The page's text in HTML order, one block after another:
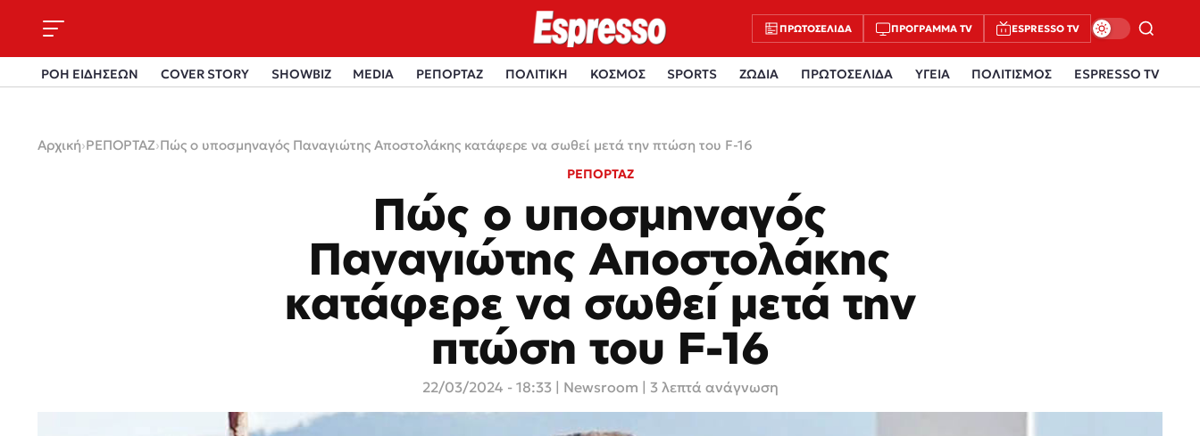
ΠΡΩΤΟΣΈΛΙΔΑ ΠΡΌΓΡΑΜΜΑ TV ESPRESSO TV
ΡΟΗ ΕΙΔΗΣΕΩΝ COVER STORY SHOWBIZ MEDIA ΡΕΠΟΡΤΑΖ ΠΟΛΙΤΙΚΗ ΚΟΣΜΟΣ SPORTS ΖΩΔΙΑ ΠΡΩΤΟΣΕΛΙΔΑ ΥΓΕΙΑ ΠΟΛΙΤΙΣΜΟΣ ESPRESSO TV
Αρχική›ΡΕΠΟΡΤΑΖ›Πώς ο υποσμηναγός Παναγιώτης Αποστολάκης κατάφερε να σωθεί μετά την πτώση του F-16
ΡΕΠΟΡΤΑΖ
Πώς ο υποσμηναγός
Παναγιώτης Αποστολάκης
κατάφερε να σωθεί μετά την
πτώση του F-16
22/03/2024 - 18:33 Newsroom | 3 λεπτά ανάγνωση